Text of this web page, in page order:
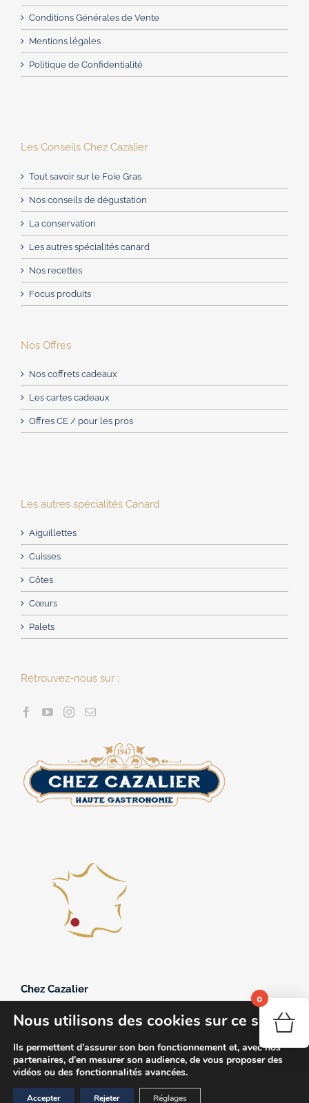
Conditions Générales de Vente
Mentions légales
Politique de Confidentialité
Les Conseils Chez Cazalier
Tout savoir sur le Foie Gras
Nos conseils de dégustation
La conservation
Les autres spécialités canard
Nos recettes
Focus produits
Nos Offres
Nos coffrets cadeaux
Les cartes cadeaux
Offres CE / pour les pros
Les autres spécialités Canard
Aiguillettes
Cuisses
Côtes
Cœurs
Palets
Retrouvez-nous sur :
Chez Cazalier
40250 Souprosse
05.58.44.22.09
contact@chez-cazalier.fr
Nous utilisons des cookies sur ce site
Ils permettent d’assurer son bon fonctionnement et, avec nos
partenaires, d’en mesurer son audience, de vous proposer des
vidéos ou des fonctionnalités avancées.
Accepter Rejeter Réglages
0